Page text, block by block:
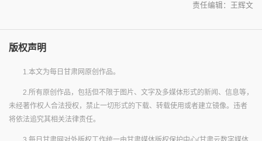
责任编辑：王辉文
版权声明
1.本文为每日甘肃网原创作品。
2.所有原创作品，包括但不限于图片、文字及多媒体形式的新闻、信息等，
未经著作权人合法授权，禁止一切形式的下载、转载使用或者建立镜像。违者
将依法追究其相关法律责任。